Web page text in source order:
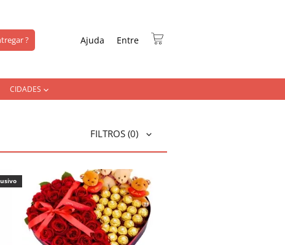
? Entre
Ajuda
CIDADES
FILTROS (0)